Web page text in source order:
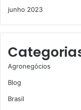
junho 2023
Agronegócios
Blog
Brasil